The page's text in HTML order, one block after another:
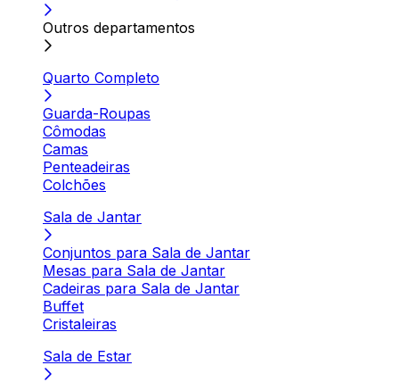
Outros departamentos
Quarto Completo
Guarda-Roupas
Cômodas
Camas
Penteadeiras
Colchões
Sala de Jantar
Conjuntos para Sala de Jantar
Mesas para Sala de Jantar
Cadeiras para Sala de Jantar
Buffet
Cristaleiras
Sala de Estar